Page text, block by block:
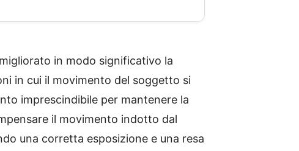
in modo significativo la
in cui il movimento del soggetto si
imprescindibile per mantenere la
il movimento indotto dal
una corretta esposizione e una resa